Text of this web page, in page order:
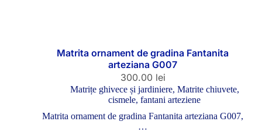
Matrita ornament de gradina Fantanita
arteziana G007
300.00 lei
Matrițe ghivece și jardiniere, Matrite chiuvete,
cismele, fantani arteziene
Matrita ornament de gradina Fantanita arteziana G007,
…